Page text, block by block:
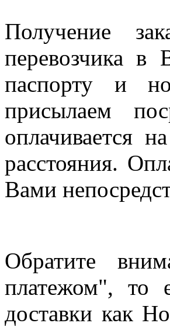
Получение
перевозчика в
паспорту и
присылаем
оплачивается
расстояния.
Вами
Обратите
платежом", то
доставки как